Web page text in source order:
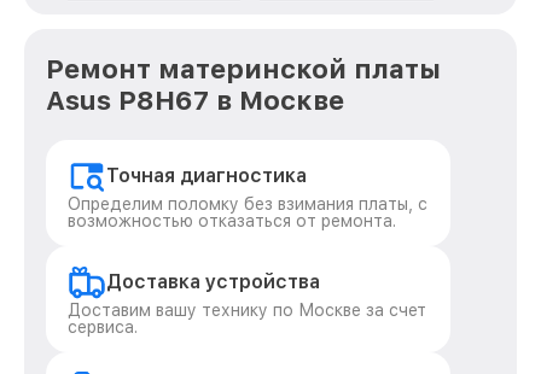
Ремонт материнской платы
Asus P8H67 в Москве
Точная диагностика
Определим поломку без взимания платы, с
возможностью отказаться от ремонта.
Доставка устройства
Доставим вашу технику по Москве за счет
сервиса.